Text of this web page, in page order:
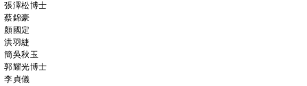
張澤松博士
蔡錦豪
顏國定
洪羽緁
簡吳秋玉
郭耀光博士
李貞儀